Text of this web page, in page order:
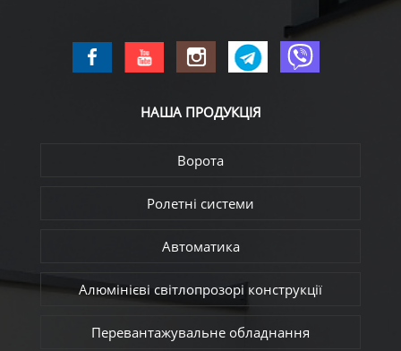
НАША ПРОДУКЦІЯ
Ворота
Ролетні системи
Автоматика
Алюмінієві світлопрозорі конструкції
Перевантажувальне обладнання